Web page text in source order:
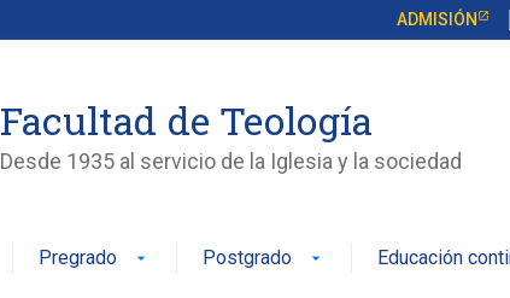
ADMISIÓN
Facultad de Teología
Desde 1935 al servicio de la Iglesia y la sociedad
Pregrado arrow_drop_down Postgrado arrow_drop_down Educación